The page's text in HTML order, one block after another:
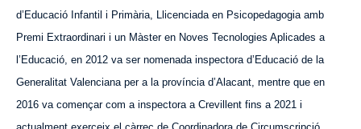
d’Educació Infantil i Primària, Llicenciada en Psicopedagogia amb
Premi Extraordinari i un Màster en Noves Tecnologies Aplicades a
l’Educació, en 2012 va ser nomenada inspectora d’Educació de la
Generalitat Valenciana per a la província d’Alacant, mentre que en
2016 va començar com a inspectora a Crevillent fins a 2021 i